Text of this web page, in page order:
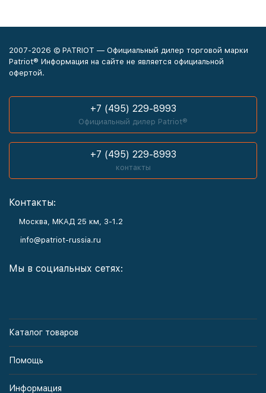
2007-2026 © PATRIOT — Официальный дилер торговой марки
Patriot® Информация на сайте не является официальной
офертой.
+7 (495) 229-8993
Официальный дилер Patriot®
+7 (495) 229-8993
контакты
Контакты:
Москва, МКАД 25 км, З-1.2
info@patriot-russia.ru
Мы в социальных сетях:
Каталог товаров
Помощь
Информация